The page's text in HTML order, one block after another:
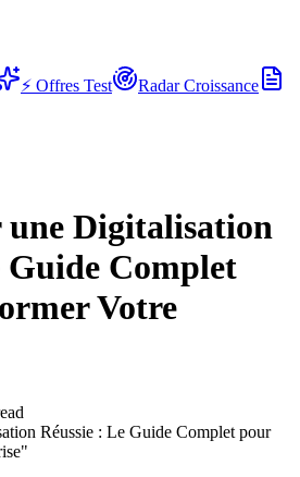
⚡ Offres Test
Radar Croissance
une Digitalisation
Guide Complet
Votre
Réussie : Le Guide Complet pour
"